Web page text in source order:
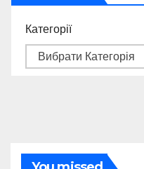
Категорії